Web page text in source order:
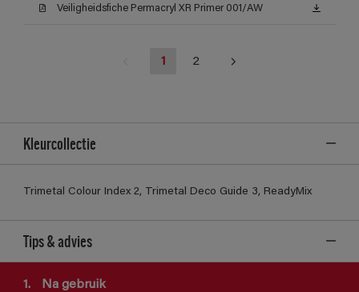
Veiligheidsfiche Permacryl XR Primer 001/AW
1 2
Kleurcollectie
Trimetal Colour Index 2, Trimetal Deco Guide 3, ReadyMix
Tips & advies
1. Na gebruik